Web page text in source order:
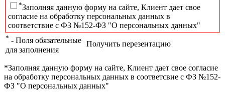
*Заполняя данную форму на сайте, Клиент дает свое
согласие на обработку персональных данных в
соответствие с ФЗ №152-ФЗ "О персональных данных"
* - Поля обязательные
для заполнения
Получить перезентацию
*Заполняя данную форму на сайте, Клиент дает свое согласие
на обработку персональных данных в соответсвие с ФЗ №152-
ФЗ "О персональных данных"